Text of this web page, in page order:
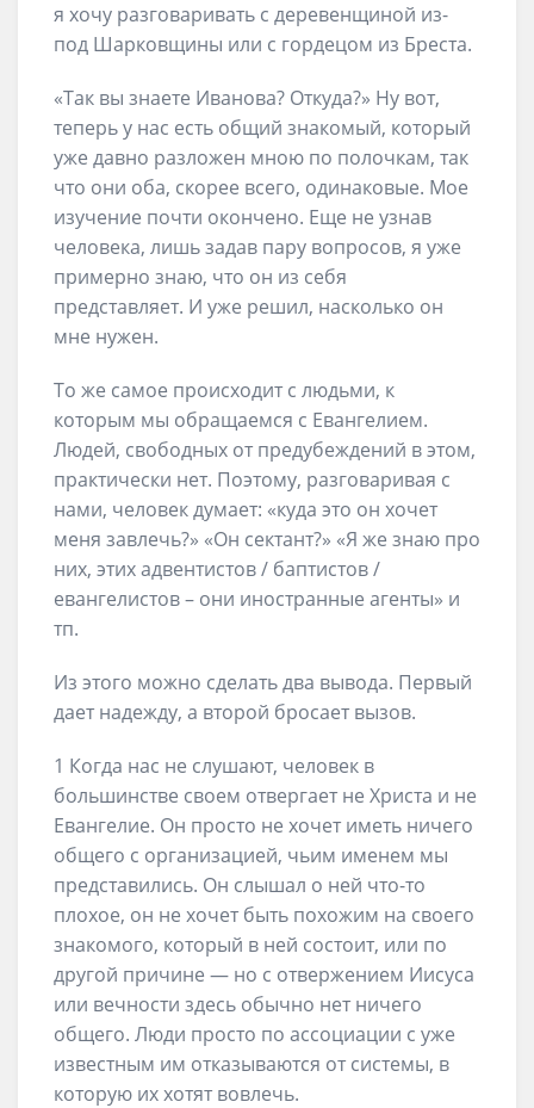
я хочу разговаривать с деревенщиной из-
под Шарковщины или с гордецом из Бреста.
«Так вы знаете Иванова? Откуда?» Ну вот,
теперь у нас есть общий знакомый, который
уже давно разложен мною по полочкам, так
что они оба, скорее всего, одинаковые. Мое
изучение почти окончено. Еще не узнав
человека, лишь задав пару вопросов, я уже
примерно знаю, что он из себя
представляет. И уже решил, насколько он
мне нужен.
То же самое происходит с людьми, к
которым мы обращаемся с Евангелием.
Людей, свободных от предубеждений в этом,
практически нет. Поэтому, разговаривая с
нами, человек думает: «куда это он хочет
меня завлечь?» «Он сектант?» «Я же знаю про
них, этих адвентистов / баптистов /
евангелистов – они иностранные агенты» и
тп.
Из этого можно сделать два вывода. Первый
дает надежду, а второй бросает вызов.
1 Когда нас не слушают, человек в
большинстве своем отвергает не Христа и не
Евангелие. Он просто не хочет иметь ничего
общего с организацией, чьим именем мы
представились. Он слышал о ней что-то
плохое, он не хочет быть похожим на своего
знакомого, который в ней состоит, или по
другой причине — но с отвержением Иисуса
или вечности здесь обычно нет ничего
общего. Люди просто по ассоциации с уже
известным им отказываются от системы, в
которую их хотят вовлечь.